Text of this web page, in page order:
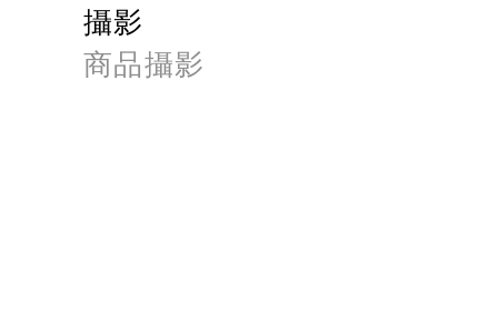
攝影
商品攝影